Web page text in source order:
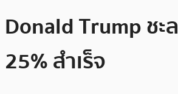
Donald Trump ช
25% สำเร็จ